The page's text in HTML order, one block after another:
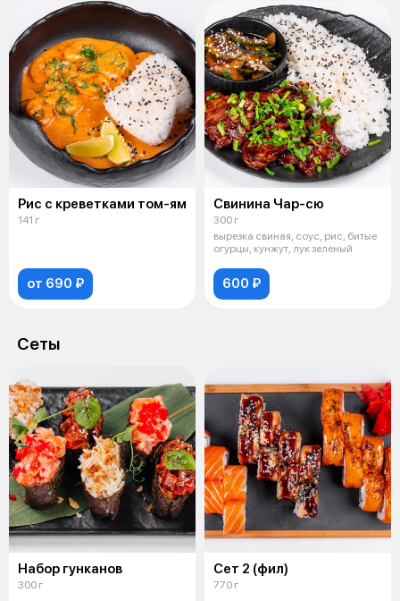
Рис с креветками том-ям
141 г
от 690 ₽
Свинина Чар-сю
300 г
вырезка свиная, соус, рис, битые
огурцы, кунжут, лук зеленый
600 ₽
Сеты
Набор гунканов
300 г
Сет 2 (фил)
770 г